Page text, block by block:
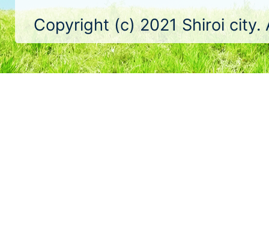
Copyright (c) 2021 Shiroi city.